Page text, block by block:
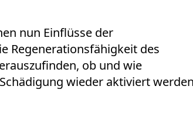
nun Einflüsse der
Regenerationsfähigkeit des
ob und wie
wieder aktiviert werden